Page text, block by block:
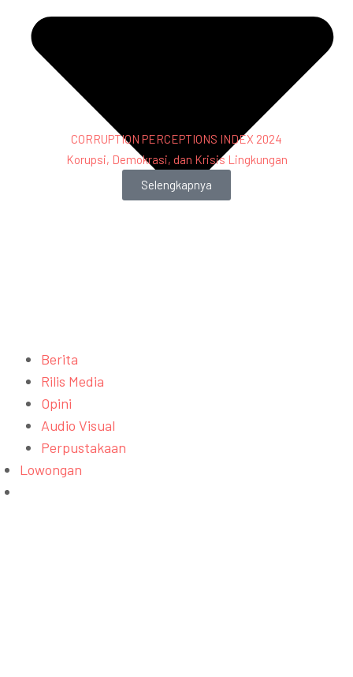
Berita
Rilis Media
Opini
Audio Visual
Perpustakaan
Lowongan
CORRUPTION PERCEPTIONS INDEX 2024
Korupsi, Demokrasi, dan Krisis Lingkungan
Selengkapnya